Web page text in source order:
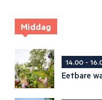
Middag
14.00 -
Eetbare